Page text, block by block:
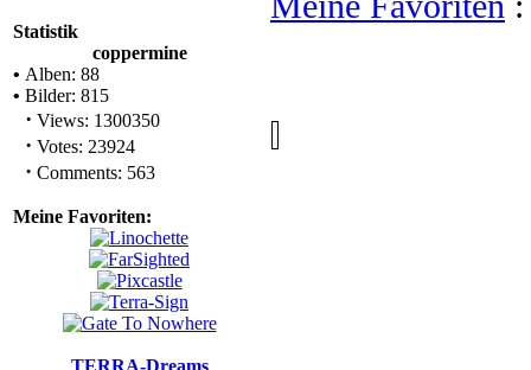
coppermine
• Alben: 88
Bilder: 815
· Views: 1300350
· Votes: 23924
Meine Favoriten: